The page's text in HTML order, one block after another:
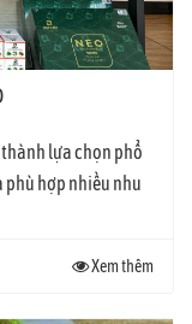
lựa chọn phổ
phù hợp nhiều nhu
Xem thêm